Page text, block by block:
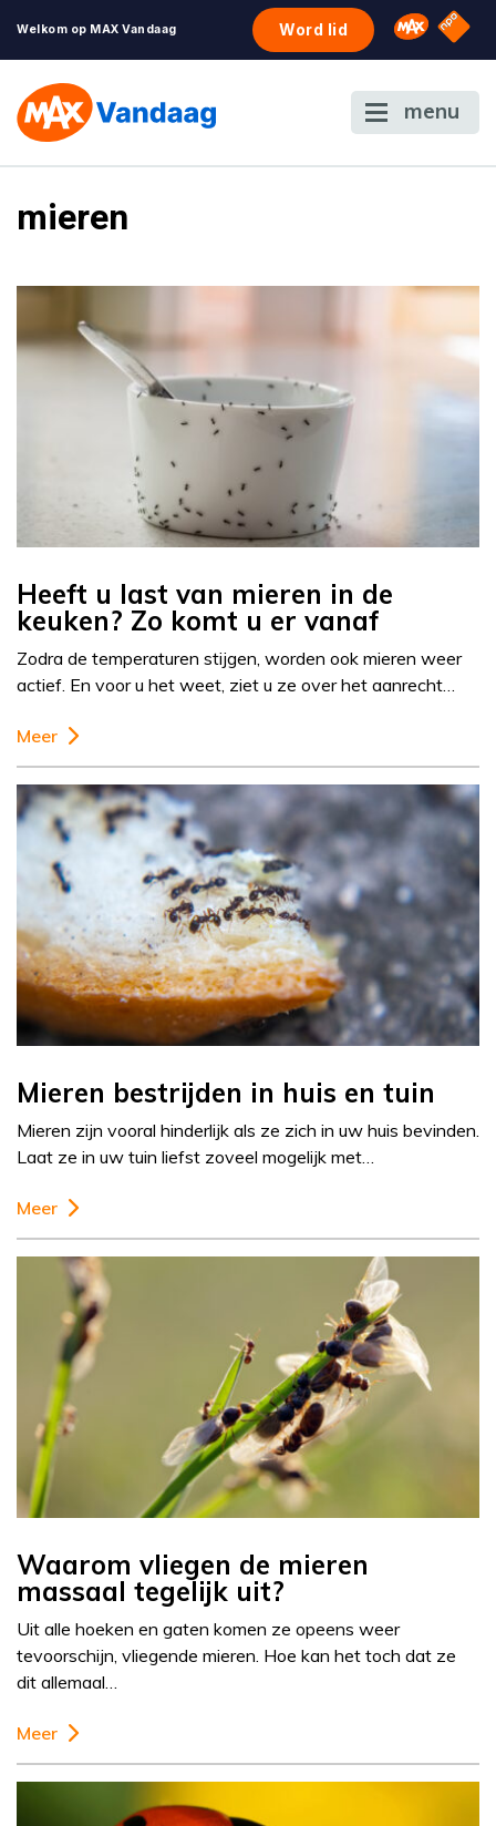
Welkom op MAX Vandaag Word lid Omroep
NPO
menu
mieren
Heeft u last van mieren in de
keuken? Zo komt u er vanaf
Zodra de temperaturen stijgen, worden ook mieren weer
actief. En voor u het weet, ziet u ze over het aanrecht…
Meer
Mieren bestrijden in huis en tuin
Mieren zijn vooral hinderlijk als ze zich in uw huis bevinden.
Laat ze in uw tuin liefst zoveel mogelijk met…
Meer
Waarom vliegen de mieren
massaal tegelijk uit?
Uit alle hoeken en gaten komen ze opeens weer
tevoorschijn, vliegende mieren. Hoe kan het toch dat ze
dit allemaal…
Meer